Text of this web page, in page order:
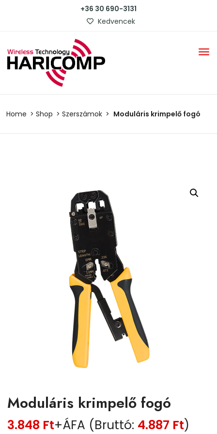
+36 30 690-3131
Kedvencek
Home Shop Szerszámok Moduláris krimpelő fogó
Moduláris krimpelő fogó
3.848 Ft+ÁFA (Bruttó: 4.887 Ft)